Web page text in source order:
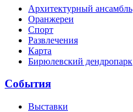
Архитектурный ансамбль
Оранжереи
Спорт
Развлечения
Карта
Бирюлевский дендропарк
События
Выставки